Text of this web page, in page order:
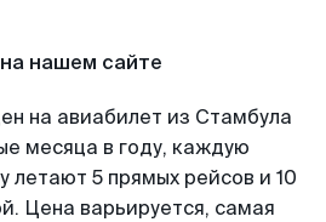
нашем сайте
на авиабилет из Стамбула
месяца в году, каждую
летают 5 прямых рейсов и 10
Цена варьируется, самая